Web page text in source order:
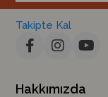
Takipte Kal
Hakkımızda